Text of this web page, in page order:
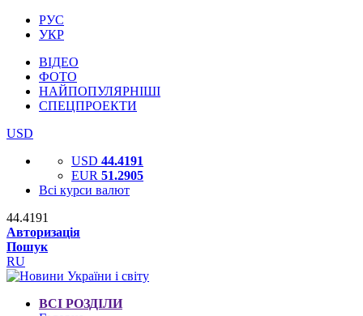
РУС
УКР
ВІДЕО
ФОТО
НАЙПОПУЛЯРНІШІ
СПЕЦПРОЕКТИ
USD
USD 44.4191
EUR 51.2905
Всі курси валют
44.4191
Авторизація
Пошук
RU
ВСІ РОЗДІЛИ